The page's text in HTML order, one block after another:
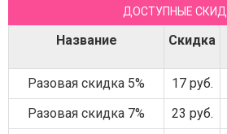
ДОСТУПНЫЕ
Название Скидка
Разовая скидка 5% 17 руб.
Разовая скидка 7%
23 руб.